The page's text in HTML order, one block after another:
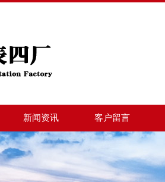
新闻资讯 客户留言